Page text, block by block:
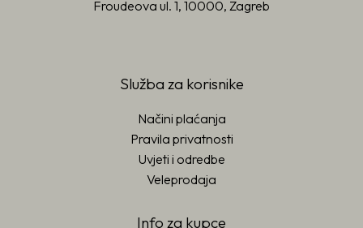
Froudeova ul. 1, 10000, Zagreb
Služba za korisnike
Načini plaćanja
Pravila privatnosti
Uvjeti i odredbe
Veleprodaja
Info za kupce